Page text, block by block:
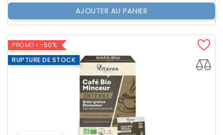
AJOUTER AU PANIER
PROMO ! -50%
RUPTURE DE STOCK